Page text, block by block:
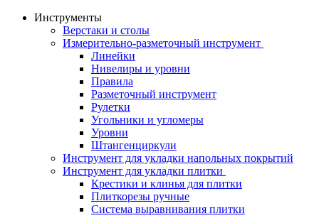
Инструменты
Верстаки и столы
Измерительно-разметочный инструмент
Линейки
Нивелиры и уровни
Правила
Разметочный инструмент
Рулетки
Угольники и угломеры
Уровни
Штангенциркули
Инструмент для укладки напольных покрытий
Инструмент для укладки плитки
Крестики и клинья для плитки
Плиткорезы ручные
Система выравнивания плитки